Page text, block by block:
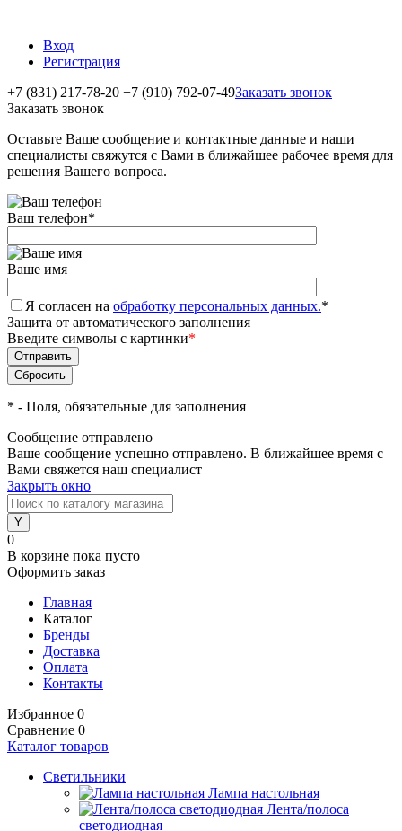
Вход
Регистрация
+7 (831) 217-78-20 +7 (910) 792-07-49Заказать звонок
Заказать звонок
Оставьте Ваше сообщение и контактные данные и наши
специалисты свяжутся с Вами в ближайшее рабочее время для
решения Вашего вопроса.
Ваш телефон*
Ваше имя
Я согласен на обработку персональных данных.*
Защита от автоматического заполнения
Введите символы с картинки*
* - Поля, обязательные для заполнения
Сообщение отправлено
Ваше сообщение успешно отправлено. В ближайшее время с
Вами свяжется наш специалист
Закрыть окно
0
В корзине пока пусто
Оформить заказ
Главная
Каталог
Бренды
Доставка
Оплата
Контакты
Избранное 0
Сравнение 0
Каталог товаров
Светильники
Лампа настольная
Лента/полоса
светодиодная